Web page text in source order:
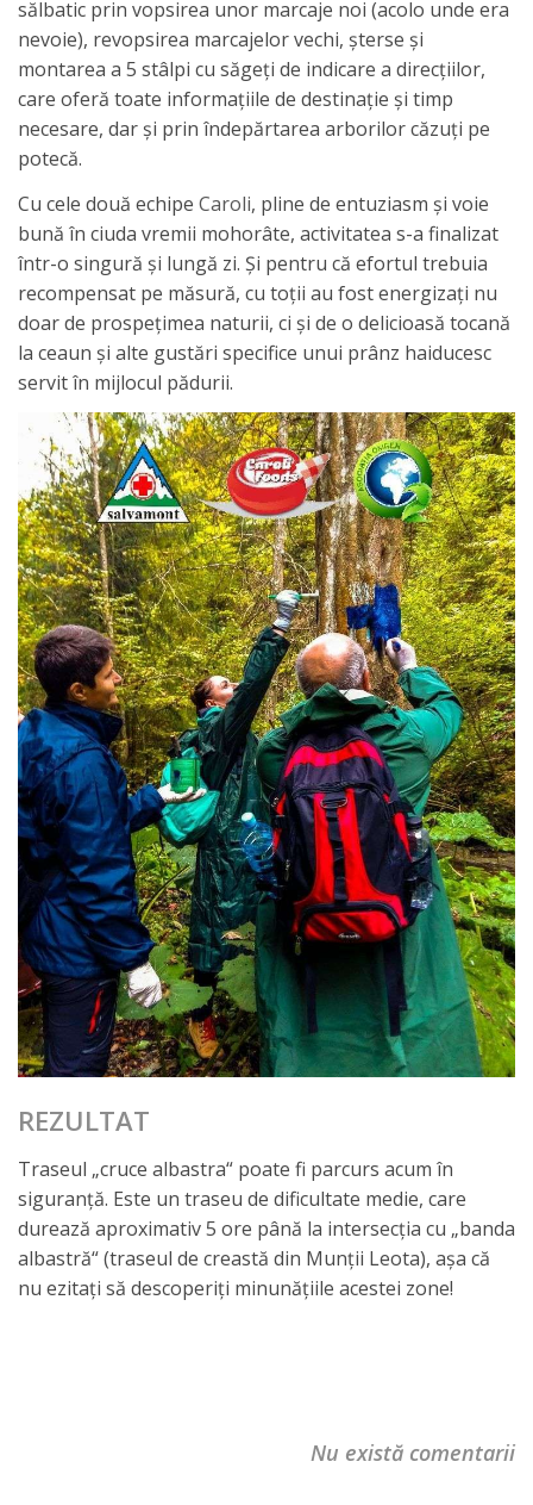
sălbatic prin vopsirea unor marcaje noi (acolo unde era
nevoie), revopsirea marcajelor vechi, șterse şi
montarea a 5 stâlpi cu săgeți de indicare a direcțiilor,
care oferă toate informațiile de destinație și timp
necesare, dar și prin îndepărtarea arborilor căzuți pe
potecă.
Cu cele două echipe Caroli, pline de entuziasm și voie
bună în ciuda vremii mohorâte, activitatea s-a finalizat
într-o singură și lungă zi. Și pentru că efortul trebuia
recompensat pe măsură, cu toții au fost energizaţi nu
doar de prospețimea naturii, ci și de o delicioasă tocană
la ceaun și alte gustări specifice unui prânz haiducesc
servit în mijlocul pădurii.
REZULTAT
Traseul „cruce albastra“ poate fi parcurs acum în
siguranţă. Este un traseu de dificultate medie, care
durează aproximativ 5 ore până la intersecţia cu „banda
albastră“ (traseul de creastă din Munții Leota), așa că
nu ezitați să descoperiți minunățiile acestei zone!
Nu există comentarii